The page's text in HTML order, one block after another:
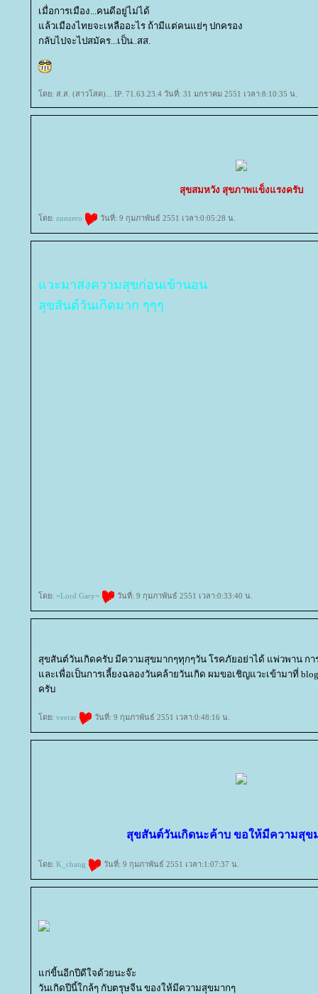
เมื่อการเมือง...คนดีอยู่ไม่ได้
ล้วเมืองไทยจะเหลืออะไร ถ้ามีแต่คนแย่ๆ ปกครอง
กลับไปจะไปสมัคร...เป็น..สส.
ดย: ส.ส. (สาวโสด)... IP: 71.63.23.4 วันที่: 31 มกราคม 2551 เวลา:8:10:35 น.
สุขสมหวัง สุขภาพแข็งแรงครับ
ดย: zunzero วันที่: 9 กุมภาพันธ์ 2551 เวลา:0:05:28 น.
วะมาส่งความสุขก่อนเข้านอน
สุขสันต์วันเกิดมาก ๆๆๆ
ดย: =Lord Gary= วันที่: 9 กุมภาพันธ์ 2551 เวลา:0:33:40 น.
สุขสันต์วันเกิดครับ มีความสุขมากๆทุกๆวัน โรคภัยอย่าได้ แพ่วพาน กา
ละเพื่อเป็นการเลี้ยงฉลองวันคล้ายวันเกิด ผมขอเชิญแวะเข้ามาที่
ครับ
ดย: veerar วันที่: 9 กุมภาพันธ์ 2551 เวลา:0:48:16 น.
สุขสันต์วันเกิดนะค้าบ ขอให้มีความสุข
ดย: K_chang วันที่: 9 กุมภาพันธ์ 2551 เวลา:1:07:37 น.
ก่ขี้นอีกปีดีใจด้วยนะจ๊ะ
วันเกิดปีนี้ใกล้ๆ กับตรุษจีน ของให้มีความสุขมากๆ